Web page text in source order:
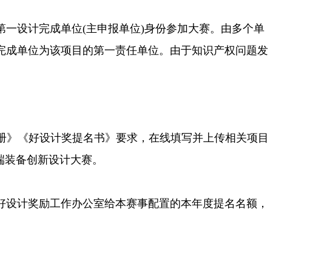
设计完成单位(主申报单位)身份参加大赛。由多个单
单位为该项目的第一责任单位。由于知识产权问题发
《好设计奖提名书》要求，在线填写并上传相关项目
备创新设计大赛。
计奖励工作办公室给本赛事配置的本年度提名名额，